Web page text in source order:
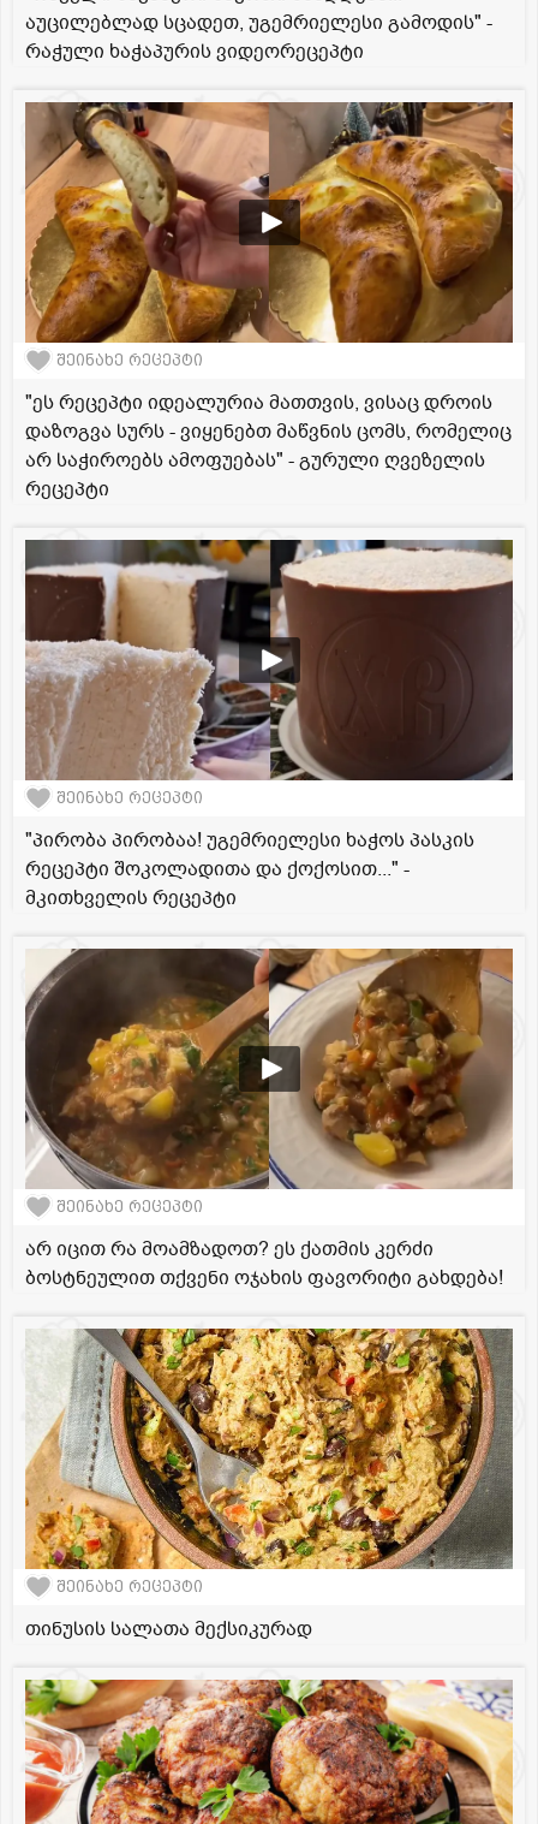
აუცილებლად სცადეთ, უგემრიელესი გამოდის" -
რაჭული ხაჭაპურის ვიდეორეცეპტი
შეინახე რეცეპტი
"ეს რეცეპტი იდეალურია მათთვის, ვისაც დროის
დაზოგვა სურს - ვიყენებთ მაწვნის ცომს, რომელიც
არ საჭიროებს ამოფუებას" - გურული ღვეზელის
რეცეპტი
შეინახე რეცეპტი
"პირობა პირობაა! უგემრიელესი ხაჭოს პასკის
რეცეპტი შოკოლადითა და ქოქოსით..." -
მკითხველის რეცეპტი
შეინახე რეცეპტი
არ იცით რა მოამზადოთ? ეს ქათმის კერძი
ბოსტნეულით თქვენი ოჯახის ფავორიტი გახდება!
შეინახე რეცეპტი
თინუსის სალათა მექსიკურად